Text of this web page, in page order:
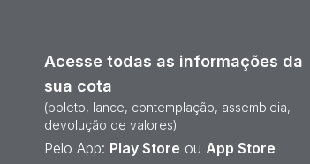
Acesse todas as informações da
sua cota
(boleto, lance, contemplação, assembleia,
devolução de valores)
Pelo App: Play Store ou App Store